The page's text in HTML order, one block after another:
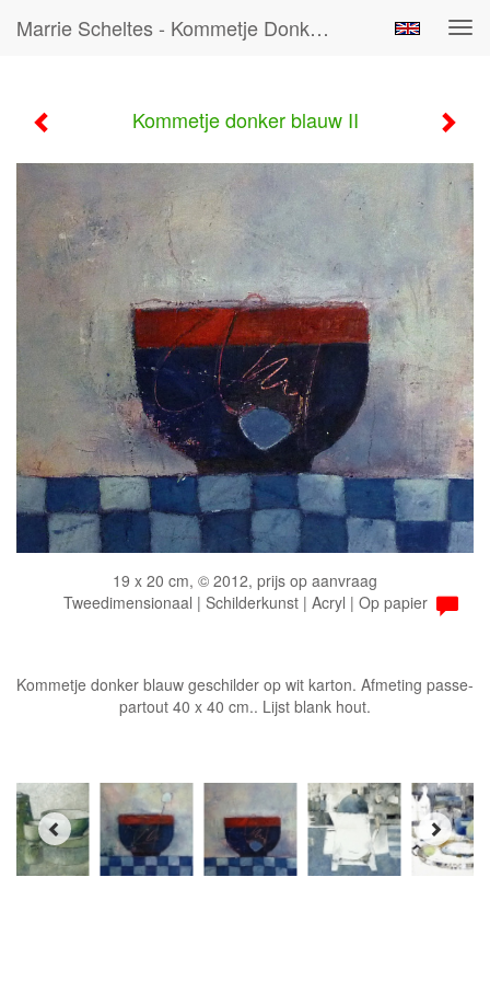
Marrie Scheltes - Kommetje Donker Blauw II
Kommetje donker blauw II
19 x 20 cm, © 2012, prijs op aanvraag
Tweedimensionaal | Schilderkunst | Acryl | Op papier
Kommetje donker blauw geschilder op wit karton. Afmeting passe-
partout 40 x 40 cm.. Lijst blank hout.